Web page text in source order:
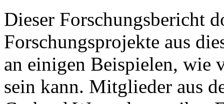
Dieser Forschungsbericht
Forschungsprojekte aus
an einigen Beispielen, wie
sein kann. Mitglieder aus